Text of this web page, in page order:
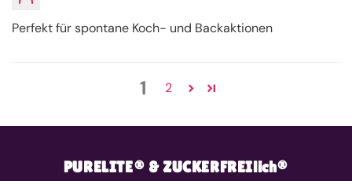
Perfekt für spontane Koch- und Backaktionen
1 2
PURELITE® & ZUCKERFREIlich®